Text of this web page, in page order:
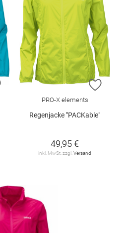
ZUR WUNSCHLISTE HINZUFÜGEN
ZUR
PRO-X elements
Regenjacke "PACKable"
49,95 €
inkl. MwSt. zzgl. Versand